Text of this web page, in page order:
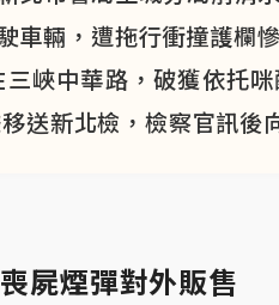
車輛，遭拖行衝撞護欄
峽中華路，破獲依托
送新北檢，檢察官訊後
屍煙彈對外販售